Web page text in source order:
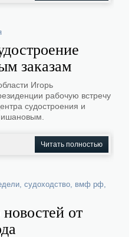
заказам
Игорь
рабочую встречу
судостроения и
Читать полностью
, судоходство, вмф рф,
от